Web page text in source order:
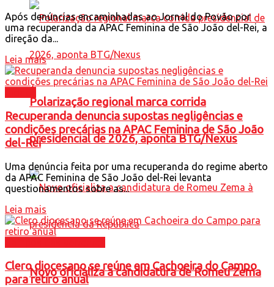
Polarização regional marca corrida
presidencial de 2026, aponta BTG/Nexus
Novo oficializa a candidatura de Romeu Zema
Após denúncias encaminhadas ao Jornal do Povão por
uma recuperanda da APAC Feminina de São João del-Rei, a
direção da...
Leia mais
Recuperanda denuncia supostas negligências e
condições precárias na APAC Feminina de São João
del-Rei
Uma denúncia feita por uma recuperanda do regime aberto
da APAC Feminina de São João del-Rei levanta
questionamentos sobre as...
Leia mais
Clero diocesano se reúne em Cachoeira do Campo
para retiro anual